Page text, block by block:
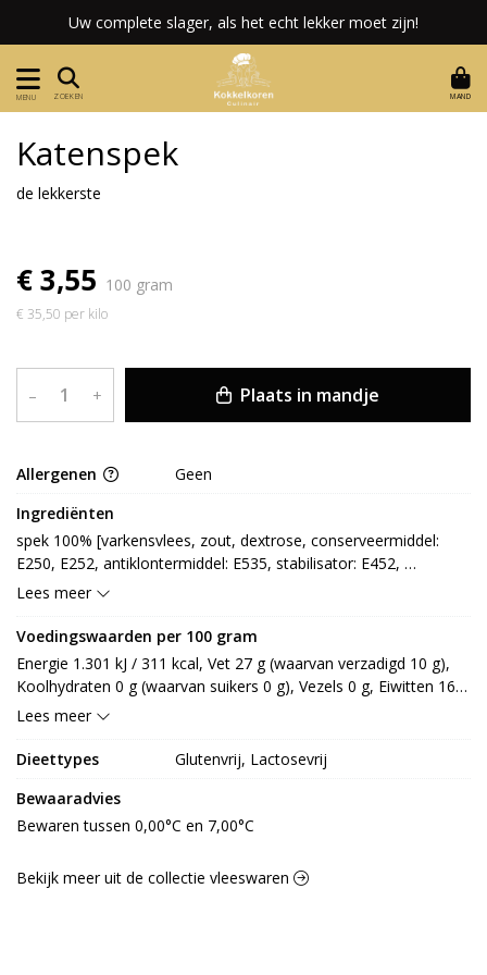
Uw complete slager, als het echt lekker moet zijn!
MENU ZOEKEN MAND
Katenspek
de lekkerste
€ 3,55 100 gram
€ 35,50 per kilo
– + Plaats in mandje
Allergenen
Geen
Ingrediënten
spek 100% [varkensvlees, zout, dextrose, conserveermiddel:
E250, E252, antiklontermiddel: E535, stabilisator: E452,
emulgator: E451, smaakversterker: E621, antioxidant: E301]
Lees meer
Voedingswaarden per 100 gram
Energie 1.301 kJ / 311 kcal, Vet 27 g (waarvan verzadigd 10 g),
Koolhydraten 0 g (waarvan suikers 0 g), Vezels 0 g, Eiwitten 16
g, Zout 2,7 g.
Lees meer
Dieettypes
Glutenvrij, Lactosevrij
Bewaaradvies
Bewaren tussen 0,00°C en 7,00°C
Bekijk meer uit de collectie vleeswaren